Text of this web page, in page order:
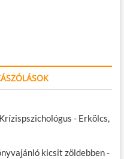
- Erkölcs,
kicsit zöldebben-